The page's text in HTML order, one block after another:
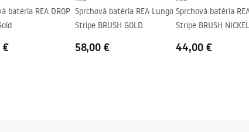
batéria REA DROP
€
Sprchová batéria REA Lungo
Stripe BRUSH GOLD
58,00 €
Sprchová batéria
Stripe BRUSH NICKEL
44,00 €